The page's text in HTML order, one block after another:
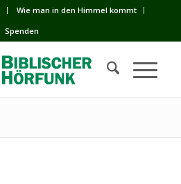
Wie man in den Himmel kommt
Spenden